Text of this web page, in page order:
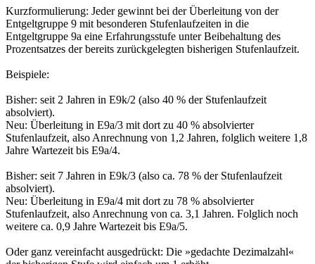
Kurzformulierung: Jeder gewinnt bei der Überleitung von der
Entgeltgruppe 9 mit besonderen Stufenlaufzeiten in die
Entgeltgruppe 9a eine Erfahrungsstufe unter Beibehaltung des
Prozentsatzes der bereits zurückgelegten bisherigen Stufenlaufzeit.
Beispiele:
Bisher: seit 2 Jahren in E9k/2 (also 40 % der Stufenlaufzeit
absolviert).
Neu: Überleitung in E9a/3 mit dort zu 40 % absolvierter
Stufenlaufzeit, also Anrechnung von 1,2 Jahren, folglich weitere 1,8
Jahre Wartezeit bis E9a/4.
Bisher: seit 7 Jahren in E9k/3 (also ca. 78 % der Stufenlaufzeit
absolviert).
Neu: Überleitung in E9a/4 mit dort zu 78 % absolvierter
Stufenlaufzeit, also Anrechnung von ca. 3,1 Jahren. Folglich noch
weitere ca. 0,9 Jahre Wartezeit bis E9a/5.
Oder ganz vereinfacht ausgedrückt: Die »gedachte Dezimalzahl«